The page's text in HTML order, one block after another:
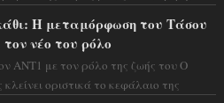
Η μεταμόρφωση του Τάσου
νέο του ρόλο
ΑΝΤ1 με τον ρόλο της ζωής του Ο
οριστικά το κεφάλαιο της